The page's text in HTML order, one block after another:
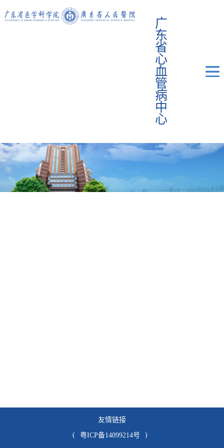
广
东
省
心
血
管
病
中
心
友情链接
(
粤ICP备14099214号 )